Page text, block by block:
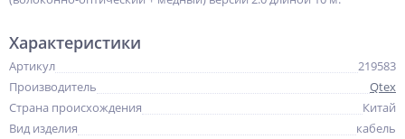
Характеристики
Артикул
219583
Производитель
Qtex
Страна происхождения
Китай
Вид изделия
кабель